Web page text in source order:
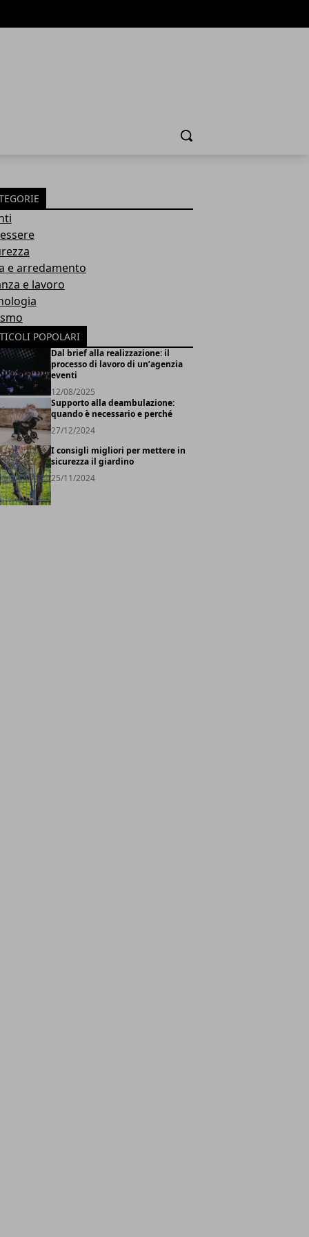
Cerca
e arredamento
e lavoro
POPOLARI
Dal brief alla realizzazione: il
processo di lavoro di un’agenzia
eventi
12/08/2025
Supporto alla deambulazione:
quando è necessario e perché
27/12/2024
I consigli migliori per mettere in
sicurezza il giardino
25/11/2024